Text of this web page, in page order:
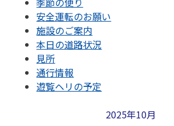
安全運転のお願い
施設のご案内
本日の道路状況
見所
通行情報
遊覧ヘリの予定
2025年10月